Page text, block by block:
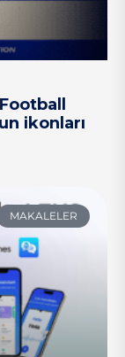
ikonları
MAKALELER